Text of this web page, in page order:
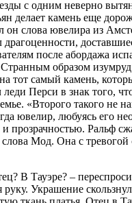
с одним неверно
делает камень еще
он слова ювелира из
драгоценности,
после абордажа
образом
тот самый камень,
леди Перси в знак того,
«Второго такого не
ювелир, любуясь его
и прозрачностью. Ральф
Мод. Она с тревогой
В Тауэре? –
руку. Украшение